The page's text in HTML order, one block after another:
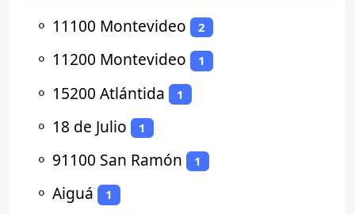
⚬ 11100 Montevideo 2
⚬ 11200 Montevideo 1
⚬ 15200 Atlántida 1
⚬ 18 de Julio 1
⚬ 91100 San Ramón 1
⚬ Aiguá 1